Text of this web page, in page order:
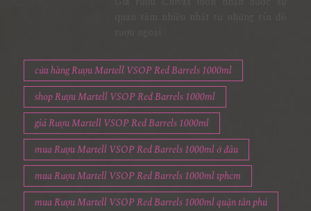
cửa hàng Rượu Martell VSOP Red Barrels 1000ml
shop Rượu Martell VSOP Red Barrels 1000ml
giá Rượu Martell VSOP Red Barrels 1000ml
mua Rượu Martell VSOP Red Barrels 1000ml ở đâu
mua Rượu Martell VSOP Red Barrels 1000ml tphcm
mua Rượu Martell VSOP Red Barrels 1000ml quận tân phú